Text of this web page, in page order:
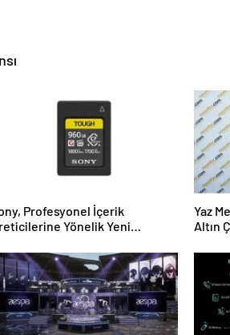
Profesyonel İçerik
Yönelik Yeni
Yaz
Altın